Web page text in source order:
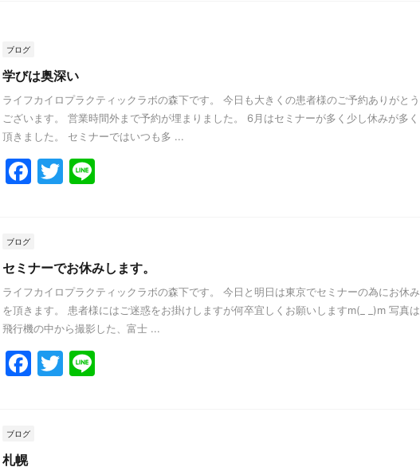
ブログ
学びは奥深い
ライフカイロプラクティックラボの森下です。 今日も大きくの患者様のご予約ありがとう
ございます。 営業時間外まで予約が埋まりました。 6月はセミナーが多く少し休みが多く
頂きました。 セミナーではいつも多 ...
F
b
o
o
k
T
ブログ
セミナーでお休みします。
ライフカイロプラクティックラボの森下です。 今日と明日は東京でセミナーの為にお休み
を頂きます。 患者様にはご迷惑をお掛けしますが何卒宜しくお願いしますm(_ _)m 写真は
飛行機の中から撮影した、富士 ...
F
T
ブログ
札幌